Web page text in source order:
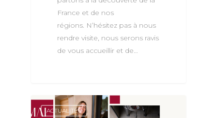
France et de nos
régions. N’hésitez pas à nous
rendre visite, nous serons ravis
de vous accueillir et de…
ACTUALITÉS